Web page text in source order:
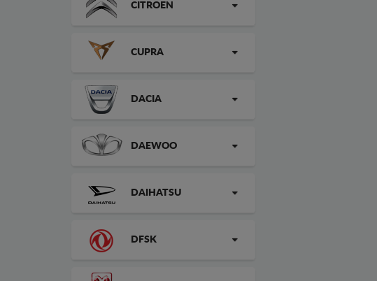
CITROEN
CUPRA
DACIA
DAEWOO
DAIHATSU
DFSK